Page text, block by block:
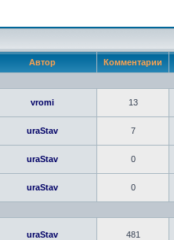
Автор Комментарии
vromi 13
uraStav 7
uraStav 0
uraStav 0
uraStav 481